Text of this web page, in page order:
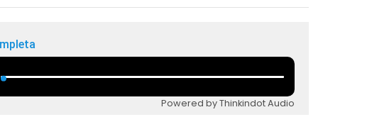
Powered by Thinkindot Audio